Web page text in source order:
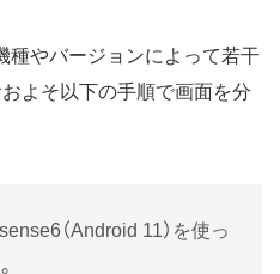
種やバージョンによって若干
よそ以下の手順で画面を分
（Android 11）を使っ